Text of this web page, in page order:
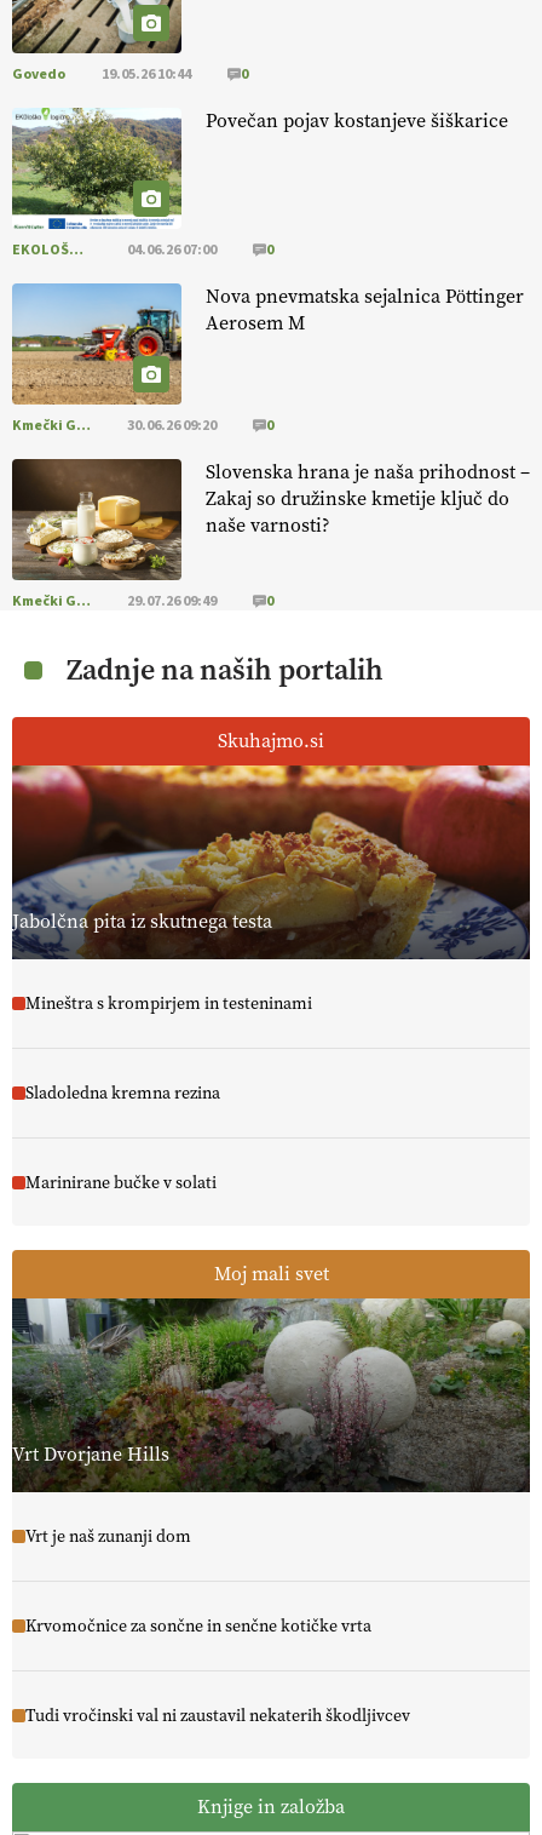
, okolje
in kakovostna jajca . VEČ
https://t.co/PX49GVsP1M
@EUAgri #IMCAP #CAP https://t.co/a1xatzEeid
Govedo 19.05.26 10:44 0
Povečan pojav kostanjeve šiškarice
EKOLOŠKO LOGIČNO 04.06.26 07:00 0
Nova pnevmatska sejalnica Pöttinger
Aerosem M
Kmečki Glas 30.06.26 09:20 0
Slovenska hrana je naša prihodnost –
Zakaj so družinske kmetije ključ do
naše varnosti?
Kmečki Glas 29.07.26 09:49 0
Zadnje na naših portalih
Skuhajmo.si
Jabolčna pita iz skutnega testa
Mineštra s krompirjem in testeninami
Sladoledna kremna rezina
Marinirane bučke v solati
Moj mali svet
Vrt Dvorjane Hills
Vrt je naš zunanji dom
Krvomočnice za sončne in senčne kotičke vrta
Tudi vročinski val ni zaustavil nekaterih škodljivcev
Knjige in založba